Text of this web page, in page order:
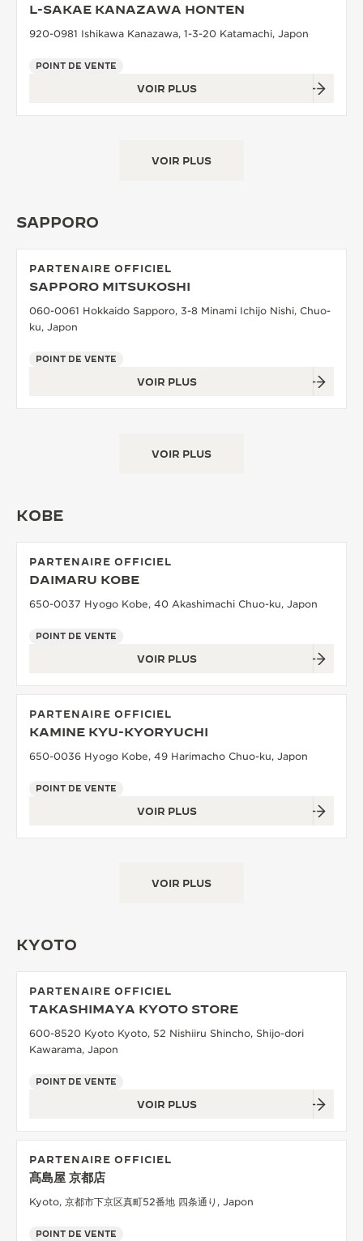
L-SAKAE KANAZAWA HONTEN
920-0981 Ishikawa Kanazawa, 1-3-20 Katamachi, Japon
POINT DE VENTE
VOIR PLUS
VOIR PLUS
SAPPORO
PARTENAIRE OFFICIEL
SAPPORO MITSUKOSHI
060-0061 Hokkaido Sapporo, 3-8 Minami Ichijo Nishi, Chuo-
ku, Japon
POINT DE VENTE
VOIR PLUS
VOIR PLUS
KOBE
PARTENAIRE OFFICIEL
DAIMARU KOBE
650-0037 Hyogo Kobe, 40 Akashimachi Chuo-ku, Japon
POINT DE VENTE
VOIR PLUS
PARTENAIRE OFFICIEL
KAMINE KYU-KYORYUCHI
650-0036 Hyogo Kobe, 49 Harimacho Chuo-ku, Japon
POINT DE VENTE
VOIR PLUS
VOIR PLUS
KYOTO
PARTENAIRE OFFICIEL
TAKASHIMAYA KYOTO STORE
600-8520 Kyoto Kyoto, 52 Nishiiru Shincho, Shijo-dori
Kawarama, Japon
POINT DE VENTE
VOIR PLUS
PARTENAIRE OFFICIEL
髙島屋 京都店
Kyoto, 京都市下京区真町52番地 四条通り, Japon
POINT DE VENTE